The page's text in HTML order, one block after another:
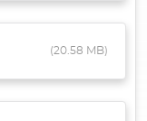
(20.58 MB)